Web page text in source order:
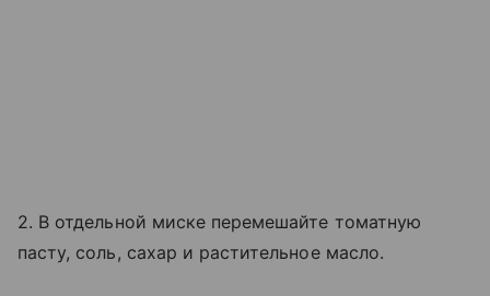
2. В отдельной миске перемешайте томатную
пасту, соль, сахар и растительное масло.